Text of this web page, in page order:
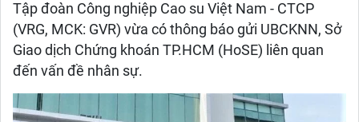
Tập đoàn Công nghiệp Cao su Việt Nam - CTCP
(VRG, MCK: GVR) vừa có thông báo gửi UBCKNN, Sở
Giao dịch Chứng khoán TP.HCM (HoSE) liên quan
đến vấn đề nhân sự.